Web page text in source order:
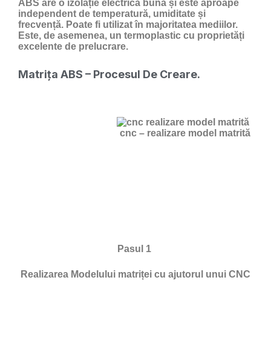
ABS are o izolație electrică bună și este aproape
independent de temperatură, umiditate și
frecvență. Poate fi utilizat în majoritatea mediilor.
Este, de asemenea, un termoplastic cu proprietăți
excelente de prelucrare.
Matrița ABS – Procesul De Creare.
cnc – realizare model matrită
Pasul 1
Realizarea Modelului matriței cu ajutorul unui CNC